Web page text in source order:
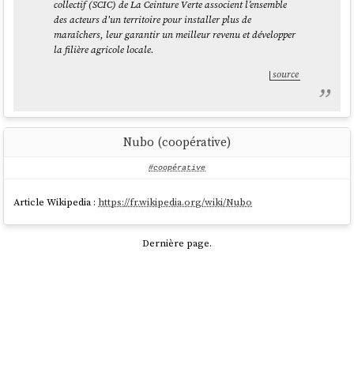
collectif (SCIC) de La Ceinture Verte associent l’ensemble
des acteurs d'un territoire pour installer plus de
maraîchers, leur garantir un meilleur revenu et développer
la filière agricole locale.
source
Nubo (coopérative)
#coopérative
Article Wikipedia : https://fr.wikipedia.org/wiki/Nubo
Dernière page.